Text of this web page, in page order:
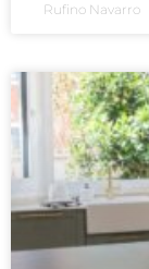
Rufino Navarro